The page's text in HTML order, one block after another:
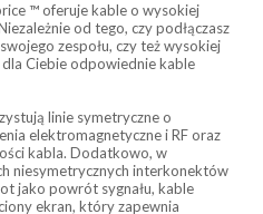
™ oferuje kable o wysokiej
od tego, czy podłączasz
zespołu, czy też wysokiej
Ciebie odpowiednie kable
linie symetryczne o
elektromagnetyczne i RF oraz
kabla. Dodatkowo, w
niesymetrycznych interkonektów
jako powrót sygnału, kable
ekran, który zapewnia